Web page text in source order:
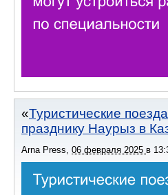
Туристические
празднику Наурыз в
Arna Press 06 февраля 2025 в